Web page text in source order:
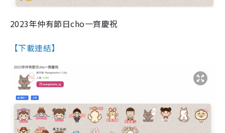
2023年仲有節日cho一齊慶祝
【下載連結】